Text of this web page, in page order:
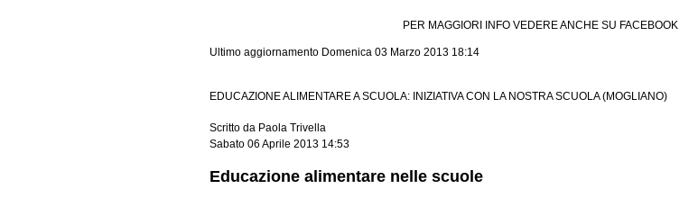
PER MAGGIORI INFO VEDERE ANCHE SU FACEBOOK
Ultimo aggiornamento Domenica 03 Marzo 2013 18:14
EDUCAZIONE ALIMENTARE A SCUOLA: INIZIATIVA CON LA NOSTRA SCUOLA (MOGLIANO)
Scritto da Paola Trivella
Sabato 06 Aprile 2013 14:53
Educazione alimentare nelle scuole